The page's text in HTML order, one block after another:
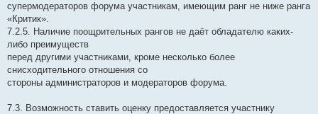
супермодераторов форума участникам, имеющим ранг не ниже ранга
«Критик».
7.2.5. Наличие поощрительных рангов не даёт обладателю каких-
либо преимуществ
перед другими участниками, кроме несколько более
снисходительного отношения со
стороны администраторов и модераторов форума.
7.3. Возможность ставить оценку предоставляется участнику